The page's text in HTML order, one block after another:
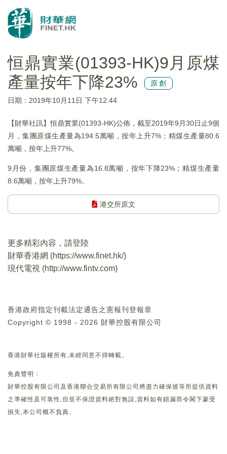
恒鼎實業(01393-HK)9月原煤
產量按年下降23%
原創
日期：2019年10月11日 下午12:44
【財華社訊】恒鼎實業(01393-HK)公佈，截至2019年9月30日止9個
月，集團原煤生產量為194.5萬噸，按年上升7%；精煤生產量80.6
萬噸，按年上升77%。
9月份，集團原煤生產量為16.8萬噸，按年下降23%；精煤生產量
8.6萬噸，按年上升79%。
港交所原文
更多精彩內容，請登陸
財華香港網 (https://www.finet.hk/)
現代電視 (http://www.fintv.com)
香港政府指定刊載法定通告之憲報刊登報章
Copyright © 1998 - 2026 財華控股有限公司
香港財華社版權所有,未經同意不得轉載。
免責聲明：
財華控股有限公司及香港聯合交易所有限公司將盡力確保彼等所提供資料
之準確性及可靠性,但並不保證資料絕對無誤,資料如有錯漏而令閣下蒙受
損失,本公司概不負責。